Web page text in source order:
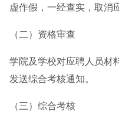
虚作假，一经查实，取消
（二）资格审查
学院及学校对应聘人员材
发送综合考核通知。
（三）综合考核